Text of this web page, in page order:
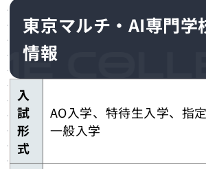
東京マルチ・AI専門学
情報
入
試
形
式
AO入学、特待生入学、指
一般入学